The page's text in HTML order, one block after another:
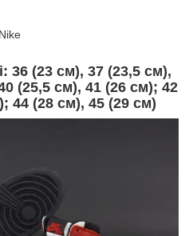
36 (23 см), 37 (23,5 см),
(25,5 см), 41 (26 см); 42
); 44 (28 см), 45 (29 см)